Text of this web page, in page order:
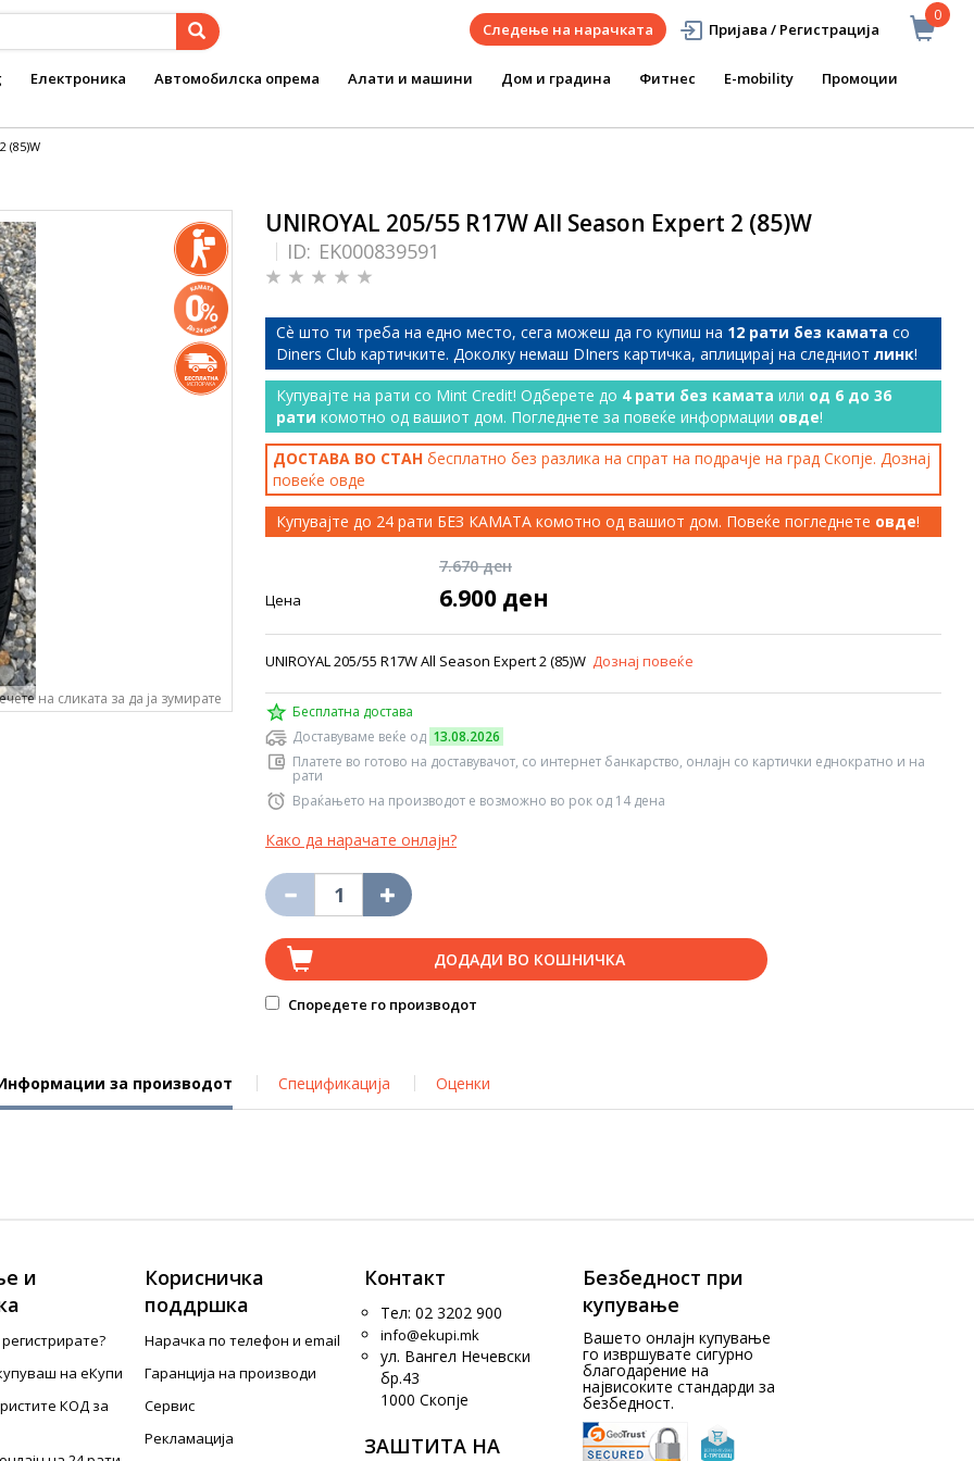
0
Следење на нарачката Пријава / Регистрација
Електроника Автомобилска опрема Алати и машини Дом и градина Фитнес E-mobility Промоции
(85)W
на сликата за да ја зумирате
UNIROYAL 205/55 R17W All Season Expert 2 (85)W
ID: EK000839591
Сѐ што ти треба на едно место, сега можеш да го купиш на 12 рати без камата со
Diners Club картичките. Доколку немаш DIners картичка, аплицирај на следниот линк!
Купувајте на рати со Mint Credit! Одберете до 4 рати без камата или од 6 до 36
рати комотно од вашиот дом. Погледнете за повеќе информации овде!
ДОСТАВА ВО СТАН бесплатно без разлика на спрат на подрачје на град Скопје. Дознај
повеќе овде
Купувајте до 24 рати БЕЗ КАМАТА комотно од вашиот дом. Повеќе погледнете овде!
7.670 ден
Цена 6.900 ден
UNIROYAL 205/55 R17W All Season Expert 2 (85)W Дознај повеќе
Бесплатна достава
Доставуваме веќе од 13.08.2026
Платете во готово на доставувачот, со интернет банкарство, онлајн со картички еднократно и на
рати
Враќањето на производот е возможно во рок од 14 дена
Како да нарачате онлајн?
ДОДАДИ ВО КОШНИЧКА
Споредете го производот
за производот Спецификација Оценки
и
на еКупи
КОД за
Корисничка
поддршка
Нарачка по телефон и еmail
Гаранција на производи
Сервис
Рекламација
Контакт
Тел: 02 3202 900
info@ekupi.mk
ул. Вангел Нечевски
бр.43
1000 Скопје
ЗАШТИТА НА
Безбедност при
купување
Вашето онлајн купување
го извршувате сигурно
благодарение на
највисоките стандарди за
безбедност.